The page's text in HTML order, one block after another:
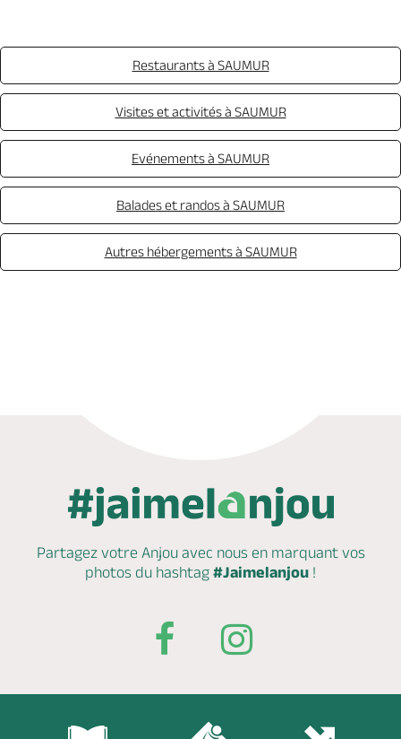
Restaurants à SAUMUR
Visites et activités à SAUMUR
Evénements à SAUMUR
Balades et randos à SAUMUR
Autres hébergements à SAUMUR
Partagez votre Anjou avec nous en marquantvos
photos du hashtag #Jaimelanjou !